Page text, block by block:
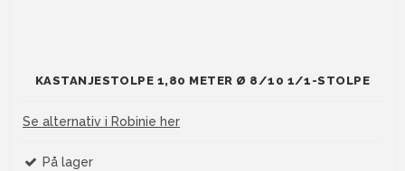
KASTANJESTOLPE 1,80 METER Ø 8/10 1/1-STOLPE
Se alternativ i Robinie her
På lager